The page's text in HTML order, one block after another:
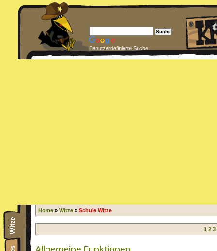
Benutzerdefinierte Suche
Home » Witze » Schule Witze
1 2 3